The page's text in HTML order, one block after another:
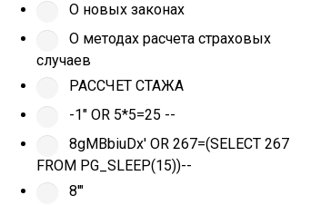
О новых законах
О методах расчета страховых
случаев
РАССЧЕТ СТАЖА
-1" OR 5*5=25 --
8gMBbiuDx' OR 267=(SELECT 267
FROM PG_SLEEP(15))--
8'"